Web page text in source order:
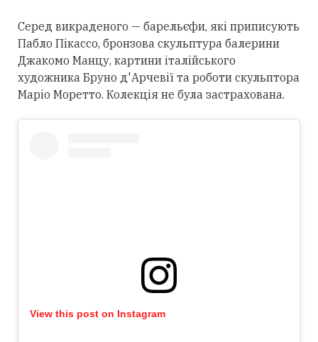
Серед викраденого — барельєфи, які приписують
Пабло Пікассо, бронзова скульптура балерини
Джакомо Манцу, картини італійського
художника Бруно д'Арчевії та роботи скульптора
Маріо Моретто. Колекція не була застрахована.
View this post on Instagram